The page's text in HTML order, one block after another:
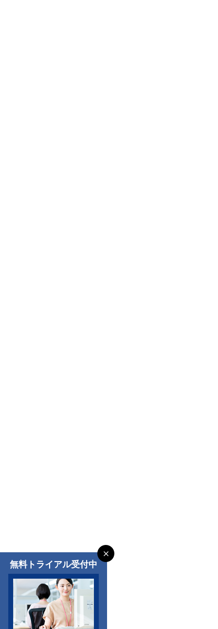
無料トライアル受付中